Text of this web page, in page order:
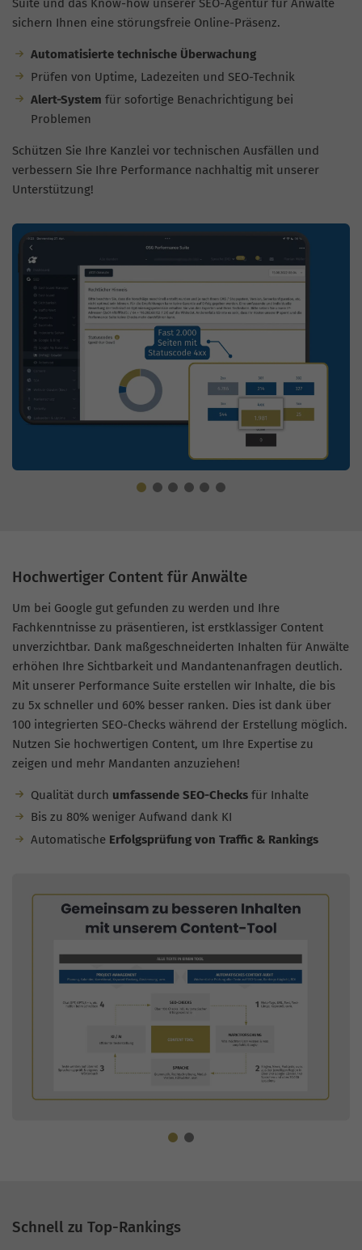
Suite und das Know-how unserer SEO-Agentur für Anwälte
sichern Ihnen eine störungsfreie Online-Präsenz.
Automatisierte technische Überwachung
Prüfen von Uptime, Ladezeiten und SEO-Technik
Alert-System für sofortige Benachrichtigung bei
Problemen
Schützen Sie Ihre Kanzlei vor technischen Ausfällen und
verbessern Sie Ihre Performance nachhaltig mit unserer
Unterstützung!
Hochwertiger Content für Anwälte
Um bei Google gut gefunden zu werden und Ihre
Fachkenntnisse zu präsentieren, ist erstklassiger Content
unverzichtbar. Dank maßgeschneiderten Inhalten für Anwälte
erhöhen Ihre Sichtbarkeit und Mandantenanfragen deutlich.
Mit unserer Performance Suite erstellen wir Inhalte, die bis
zu 5x schneller und 60% besser ranken. Dies ist dank über
100 integrierten SEO-Checks während der Erstellung möglich.
Nutzen Sie hochwertigen Content, um Ihre Expertise zu
zeigen und mehr Mandanten anzuziehen!
Qualität durch umfassende SEO-Checksfür Inhalte
Bis zu 80% weniger Aufwand dank KI
Automatische Erfolgsprüfung von Traffic & Rankings
Schnell zu Top-Rankings